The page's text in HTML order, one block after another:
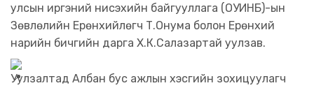
улсын иргэний нисэхийн байгууллага (ОУИНБ)-ын
Зөвлөлийн Ерөнхийлөгч Т.Онума болон Ерөнхий
нарийн бичгийн дарга Х.К.Салазартай уулзав.
Уулзалтад Албан бус ажлын хэсгийн зохицуулагч